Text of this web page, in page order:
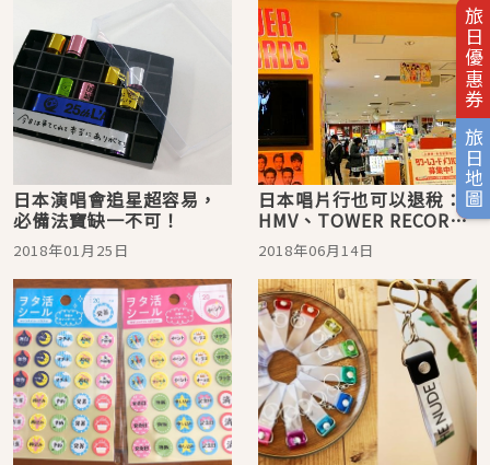
旅日優惠券
旅日地圖
日本演唱會追星超容易，
必備法寶缺一不可！
2018年01月25日
日本唱片行也可以退稅：
HMV、TOWER RECORDS
退稅介紹
2018年06月14日